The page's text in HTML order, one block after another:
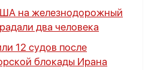
на железнодорожный
два человека
12 судов после
блокады Ирана